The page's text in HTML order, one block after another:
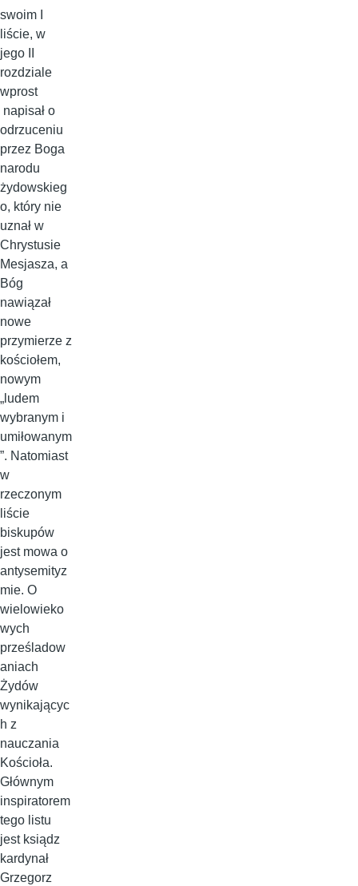
swoim I
liście, w
jego II
rozdziale
wprost
napisał o
odrzuceniu
przez Boga
narodu
żydowskieg
o, który nie
uznał w
Chrystusie
Mesjasza, a
Bóg
nawiązał
nowe
przymierze z
kościołem,
nowym
„ludem
wybranym i
umiłowanym
”. Natomiast
w
rzeczonym
liście
biskupów
jest mowa o
antysemityz
mie. O
wielowieko
wych
prześladow
aniach
Żydów
wynikającyc
h z
nauczania
Kościoła.
Głównym
inspiratorem
tego listu
jest ksiądz
kardynał
Grzegorz